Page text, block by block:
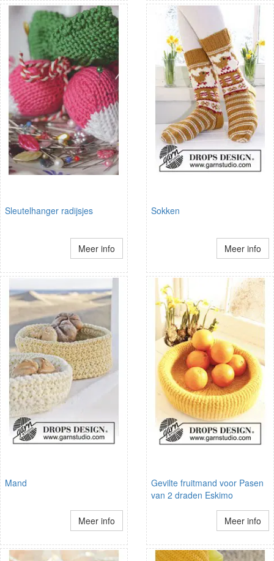
Sleutelhanger radijsjes
Meer info
Sokken
Meer info
Mand
Meer info
Gevilte fruitmand voor Pasen
van 2 draden Eskimo
Meer info